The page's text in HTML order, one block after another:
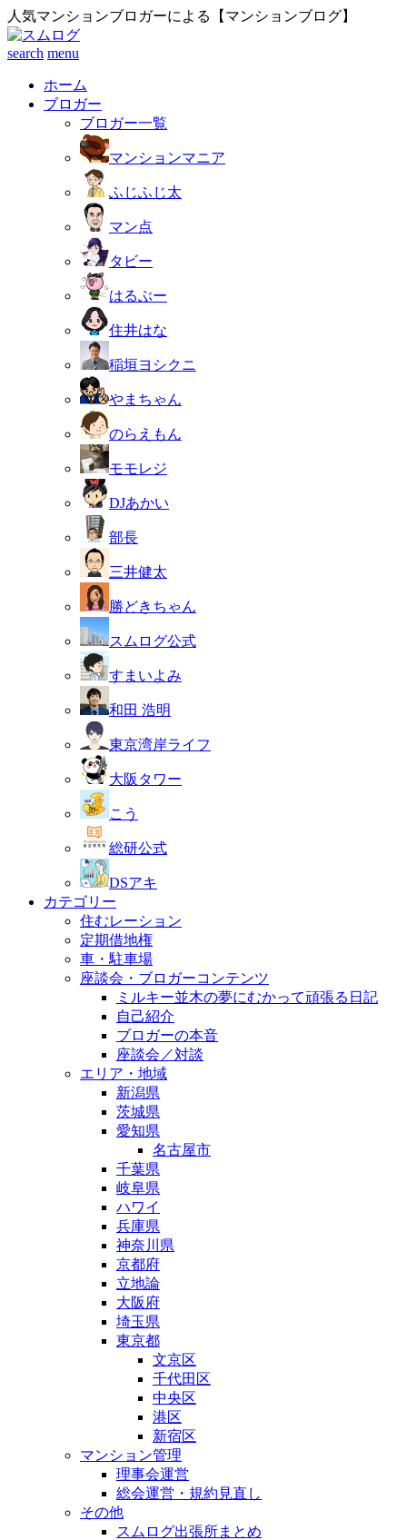
人気マンションブロガーによる【マンションブログ】
search menu
ホーム
ブロガー
ブロガー一覧
マンションマニア
ふじふじ太
マン点
タビー
はるぶー
住井はな
稲垣ヨシクニ
やまちゃん
のらえもん
モモレジ
DJあかい
部長
三井健太
勝どきちゃん
スムログ公式
すまいよみ
和田 浩明
東京湾岸ライフ
大阪タワー
こう
総研公式
DSアキ
カテゴリー
住むレーション
定期借地権
車・駐車場
座談会・ブロガーコンテンツ
ミルキー並木の夢にむかって頑張る日記
自己紹介
ブロガーの本音
座談会／対談
エリア・地域
新潟県
茨城県
愛知県
名古屋市
千葉県
岐阜県
ハワイ
兵庫県
神奈川県
京都府
立地論
大阪府
埼玉県
東京都
文京区
千代田区
中央区
港区
新宿区
マンション管理
理事会運営
総会運営・規約見直し
その他
スムログ出張所まとめ